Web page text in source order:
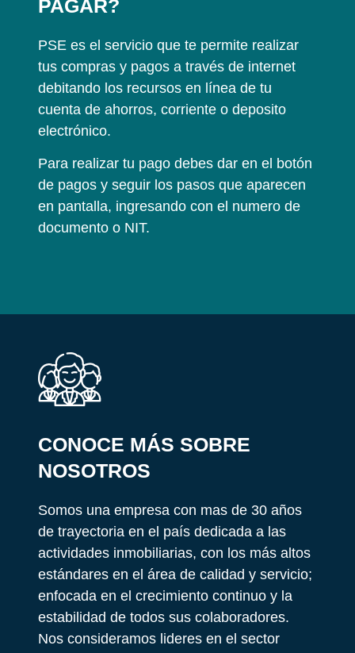
PAGAR?
PSE es el servicio que te permite realizar
tus compras y pagos a través de internet
debitando los recursos en línea de tu
cuenta de ahorros, corriente o deposito
electrónico.
Para realizar tu pago debes dar en el botón
de pagos y seguir los pasos que aparecen
en pantalla, ingresando con el numero de
documento o NIT.
CONOCE MÁS SOBRE
NOSOTROS
Somos una empresa con mas de 30 años
de trayectoria en el país dedicada a las
actividades inmobiliarias, con los más altos
estándares en el área de calidad y servicio;
enfocada en el crecimiento continuo y la
estabilidad de todos sus colaboradores.
Nos consideramos lideres en el sector